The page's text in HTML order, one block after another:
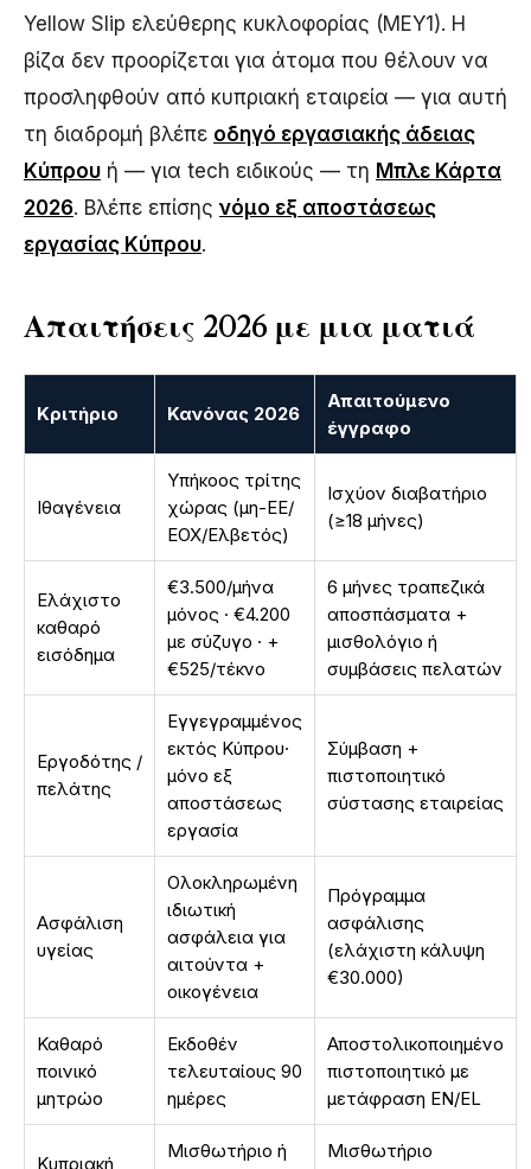
Yellow Slip ελεύθερης κυκλοφορίας (ΜΕΥ1). Η
βίζα δεν προορίζεται για άτομα που θέλουν να
προσληφθούν από κυπριακή εταιρεία — για αυτή
τη διαδρομή βλέπε οδηγό εργασιακής άδειας
Κύπρου ή — για tech ειδικούς — τη Μπλε Κάρτα
2026. Βλέπε επίσης νόμο εξ αποστάσεως
εργασίας Κύπρου.
Απαιτήσεις 2026 με μια ματιά
Κριτήριο Κανόνας 2026
Απαιτούμενο
έγγραφο
Ιθαγένεια
Υπήκοος τρίτης
χώρας (μη-ΕΕ/
ΕΟΧ/Ελβετός)
Ισχύον διαβατήριο
(≥18 μήνες)
Ελάχιστο
καθαρό
εισόδημα
€3.500/μήνα
μόνος · €4.200
με σύζυγο · +
€525/τέκνο
6 μήνες τραπεζικά
αποσπάσματα +
μισθολόγιο ή
συμβάσεις πελατών
Εργοδότης /
πελάτης
Εγγεγραμμένος
εκτός Κύπρου·
μόνο εξ
αποστάσεως
εργασία
Σύμβαση +
πιστοποιητικό
σύστασης εταιρείας
Ασφάλιση
υγείας
Ολοκληρωμένη
ιδιωτική
ασφάλεια για
αιτούντα +
οικογένεια
Πρόγραμμα
ασφάλισης
(ελάχιστη κάλυψη
€30.000)
Καθαρό
ποινικό
μητρώο
Εκδοθέν
τελευταίους 90
ημέρες
Αποστολικοποιημένο
πιστοποιητικό με
μετάφραση EN/EL
Κυπριακή
Μισθωτήριο ή
Μισθωτήριο